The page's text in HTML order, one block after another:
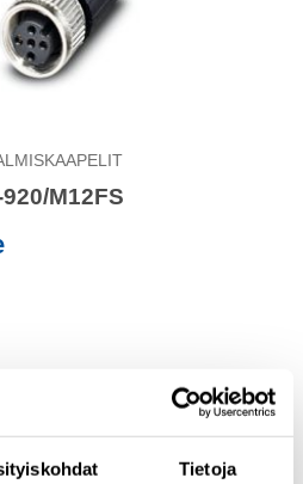
Tietoja
M12FS
hinnat ja käyttääksesi